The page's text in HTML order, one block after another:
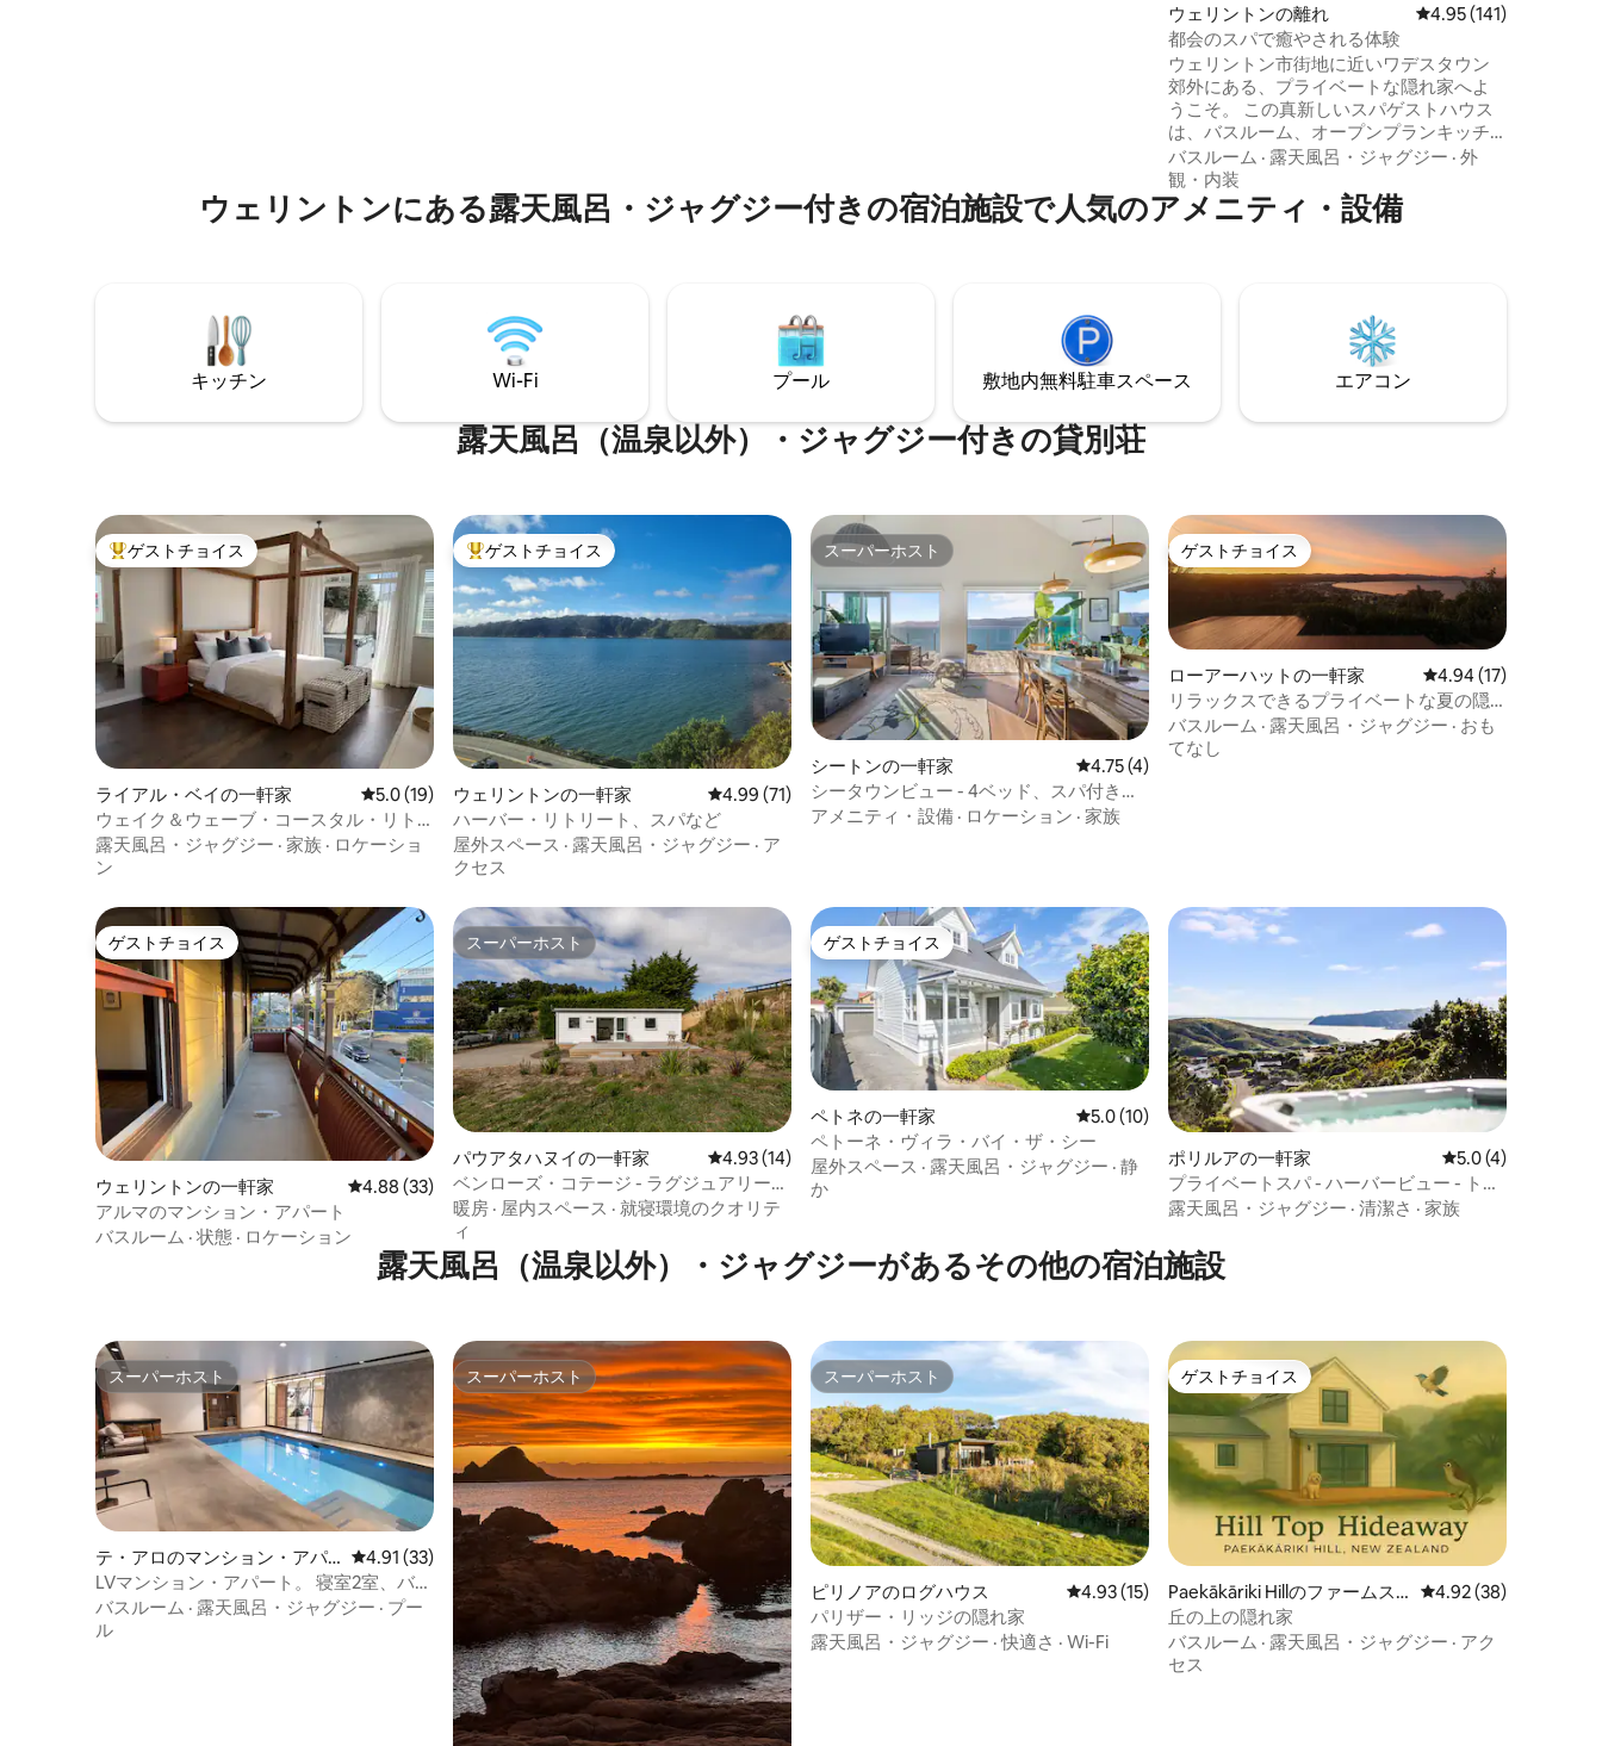
ウェリントンの離れ レビュー141件、5つ
4.95 (141)
都会のスパで癒やされる体験
ウェリントン市街地に近いワデスタウン
郊外にある、プライベートな隠れ家へよ
うこそ。 この真新しいスパゲストハウス
は、バスルーム、オープンプランキッチ
ン、洗面所、Wi-Fi完備のラウンジ、スマ
ートテレビ、クイーンサイズベッドを備
えた完全自炊式の宿泊施設です。さら
に、天窓付きの屋根の下にある専用スパ
主要なスポーツ施設・イベント会場ま
で、タクシーまたはバスで5分、徒歩で30
ります。
バスルーム · 露天風呂・ジャグジー · 外
観・内装
ウェリントンにある露天風呂・ジャグジー付きの宿泊施設で人気のアメニティ・設備
キッチン Wi-Fi プール 敷地内無料駐⁠車ス⁠ペ⁠ー⁠ス エアコン
露天風呂（温泉以外）・ジャグジー付きの貸別荘
大好評のゲストチョイスです。
ゲストチョイス
ライアル・ベイの一軒家 レビュー19件、5つ星中5.0つ星の平均評価
5.0 (19)
ウェイク＆ウェーブ・コースタル・リト
リート - ビーチフロント・ライアル・ベイ
露天風呂・ジャグジー · 家族 · ロケーショ
ン
大好評のゲストチョイスです。
ゲストチョイス
ウェリントンの一軒家 レビュー71件、5つ星中4.99つ星の平均評価
4.99 (71)
ハーバー・リトリート、スパなど
屋外スペース · 露天風呂・ジャグジー · ア
クセス
スーパーホスト
スーパーホスト
シートンの一軒家 レビュー4件、5つ星中4.75つ星の平均評価
4.75 (4)
シータウンビュー - 4ベッド、スパ付き、
素晴らしい水辺の景色
アメニティ・設備 · ロケーション · 家族
ゲストチョイス
ゲストチョイス
ローアーハットの一軒家 レビュー17件、5つ
4.94 (17)
リラックスできるプライベートな夏の隠
れ家 - ホットタブと景色。
バスルーム · 露天風呂・ジャグジー · おも
てなし
ゲストチョイス
ゲストチョイス
ウェリントンの一軒家 レビュー33件、5つ星中4.88つ星の平均評価
4.88 (33)
アルマのマンション・アパート
バスルーム · 状態 · ロケーション
スーパーホスト
スーパーホスト
パウアタハヌイの一軒家 レビュー14件、5つ星中4.93つ星の平均評価
4.93 (14)
ベンローズ・コテージ - ラグジュアリーロ
ッジ
暖房 · 屋内スペース · 就寝環境のクオリテ
ィ
ゲストチョイス
ゲストチョイス
ペトネの一軒家 レビュー10件、5つ星中5.0つ星の平均評価
5.0 (10)
ペトーネ・ヴィラ・バイ・ザ・シー
屋外スペース · 露天風呂・ジャグジー · 静
か
ポリルアの一軒家 レビュー4件、5つ
5.0 (4)
プライベートスパ - ハーバービュー - トレ
イル - PIRIS PLACE
露天風呂・ジャグジー · 清潔さ · 家族
露天風呂（温泉以外）・ジャグジーがあるその他の宿泊施設
スーパーホスト
スーパーホスト
テ・アロのマンション・アパ
ート
レビュー33件、5つ星中4.91つ星の平均評価
4.91 (33)
LVマンション・アパート。 寝室2室、バス
ルーム2室
バスルーム · 露天風呂・ジャグジー · プー
ル
スーパーホスト
スーパーホスト スーパーホスト
スーパーホスト
ピリノアのログハウス レビュー15件、5つ星中4.93つ星の平均評価
4.93 (15)
パリザー・リッジの隠れ家
露天風呂・ジャグジー ·快適さ · Wi-Fi
ゲストチョイス
ゲストチョイス
Paekākāriki Hillのファームス
テイ
レビュー38件、5つ星
4.92 (38)
丘の上の隠れ家
バスルーム · 露天風呂・ジャグジー · アク
セス